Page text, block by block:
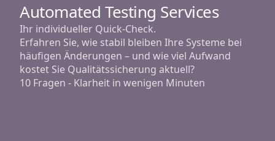
Automated Testing Services
Ihr individueller Quick-Check.
Erfahren Sie, wie stabil bleiben Ihre Systeme bei
häufigen Änderungen – und wie viel Aufwand
kostet Sie Qualitätssicherung aktuell?
10 Fragen - Klarheit in wenigen Minuten